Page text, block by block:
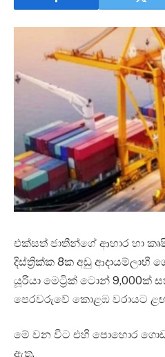
එක්සත් ජාතීන්ගේ ආහාර හා
දිස්ත්‍රික්ක 8ක අඩු ආදායම්ලාභී
යූරියා මෙට්‍රික් ටොන් 9,000ක්
පෙරවරුවේ කොළඹ වරායට
මේ වන විට එහි පොහොර
ඇත.